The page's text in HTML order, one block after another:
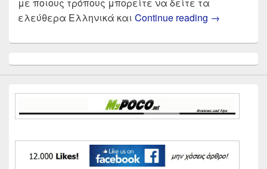
ελεύθερα Ελληνικά και Continue reading Πως θα δω
→
Sidebar
Widget